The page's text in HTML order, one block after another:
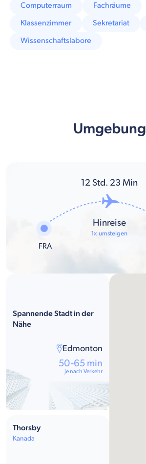
Computerraum
Fachräume
Klassenzimmer
Sekretariat
Wissenschaftslabore
Umgebung
12 Std. 23 Min
FRA
Hinreise
1x umsteigen
Spannende Stadt in der
Nähe
Edmonton
50-65 min
je nach Verkehr
Thorsby
Kanada